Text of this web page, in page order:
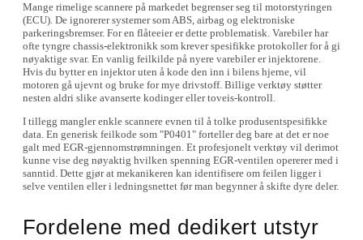
Mange rimelige scannere på markedet begrenser seg til motorstyringen
(ECU). De ignorerer systemer som ABS, airbag og elektroniske
parkeringsbremser. For en flåteeier er dette problematisk. Varebiler har
ofte tyngre chassis-elektronikk som krever spesifikke protokoller for å gi
nøyaktige svar. En vanlig feilkilde på nyere varebiler er injektorene.
Hvis du bytter en injektor uten å kode den inn i bilens hjerne, vil
motoren gå ujevnt og bruke for mye drivstoff. Billige verktøy støtter
nesten aldri slike avanserte kodinger eller toveis-kontroll.
I tillegg mangler enkle scannere evnen til å tolke produsentspesifikke
data. En generisk feilkode som "P0401" forteller deg bare at det er noe
galt med EGR-gjennomstrømningen. Et profesjonelt verktøy vil derimot
kunne vise deg nøyaktig hvilken spenning EGR-ventilen opererer med i
sanntid. Dette gjør at mekanikeren kan identifisere om feilen ligger i
selve ventilen eller i ledningsnettet før man begynner å skifte dyre deler.
Fordelene med dedikert utstyr